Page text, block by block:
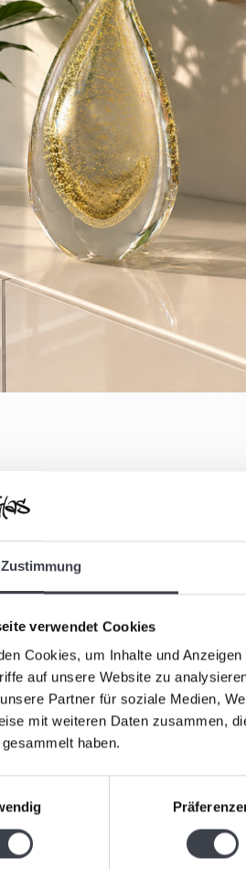
Zustimmung
verwendet Cookies
Cookies, um Inhalte und
auf unsere Website zu
Partner für soziale Medien,
mit weiteren Daten zusammen,
haben.
eine
ist ein Unikat mit subtilen Linien und
dieses besonderen Kunstwerks ist mit
verleihen. Das Blattgold fängt das
Ausstrahlung.
ein perfektes Symbol fürFreude,Liebe
Interieur. Das Objekt istsigniert, wird
bleibenden Eindruck.